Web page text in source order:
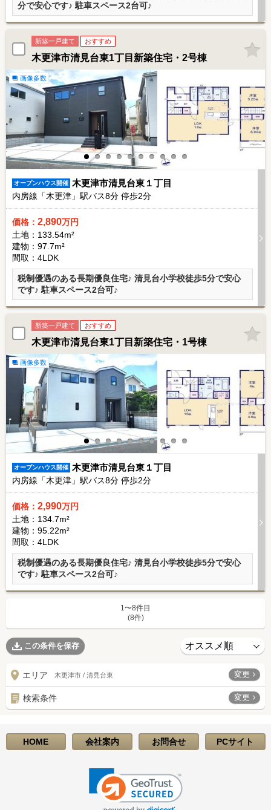
分で安心です♪ 駐車スペース2台可♪
新築一戸建て おすすめ
木更津市清見台東1丁目新築住宅・2号棟
画像多数
オープンハウス開催 木更津市清見台東１丁目
内房線「木更津」駅バス8分 停歩2分
価格： 2,890万円
土地：133.54m²
建物：97.7m²
間取：4LDK
税制優遇のある長期優良住宅♪ 清見台小学校徒歩5分で安心
です♪ 駐車スペース2台可♪
新築一戸建て おすすめ
木更津市清見台東1丁目新築住宅・1号棟
画像多数
オープンハウス開催 木更津市清見台東１丁目
内房線「木更津」駅バス8分 停歩2分
価格： 2,990万円
土地：134.7m²
建物：95.22m²
間取：4LDK
税制優遇のある長期優良住宅♪ 清見台小学校徒歩5分で安心
です♪ 駐車スペース2台可♪
1〜8件目
(8件)
この条件を保存
エリア 木更津市 / 清見台東 変更
検索条件 変更
HOME 会社案内 お問合せ PCサイト